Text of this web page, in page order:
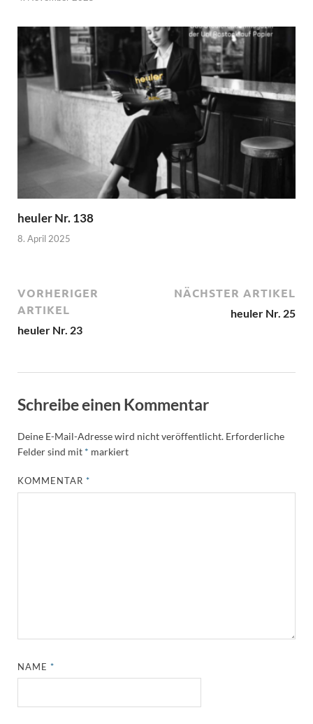
heuler Nr. 138
8. April 2025
VORHERIGER
ARTIKEL
heuler Nr. 23
NÄCHSTER ARTIKEL
heuler Nr. 25
Schreibe einen Kommentar
Deine E-Mail-Adresse wird nicht veröffentlicht. Erforderliche
Felder sind mit * markiert
KOMMENTAR*
NAME*